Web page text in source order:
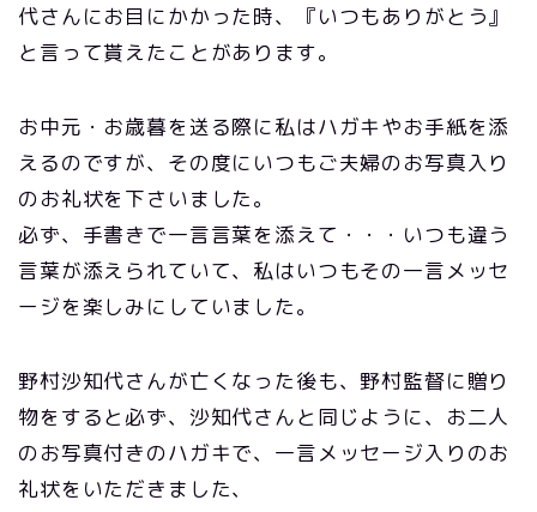
代さんにお目にかかった時、『いつもありがとう』
と言って貰えたことがあります。
お中元・お歳暮を送る際に私はハガキやお手紙を添
えるのですが、その度にいつもご夫婦のお写真入り
のお礼状を下さいました。
必ず、手書きで一言言葉を添えて・・・いつも違う
言葉が添えられていて、私はいつもその一言メッセ
ージを楽しみにしていました。
野村沙知代さんが亡くなった後も、野村監督に贈り
物をすると必ず、沙知代さんと同じように、お二人
のお写真付きのハガキで、一言メッセージ入りのお
礼状をいただきました、